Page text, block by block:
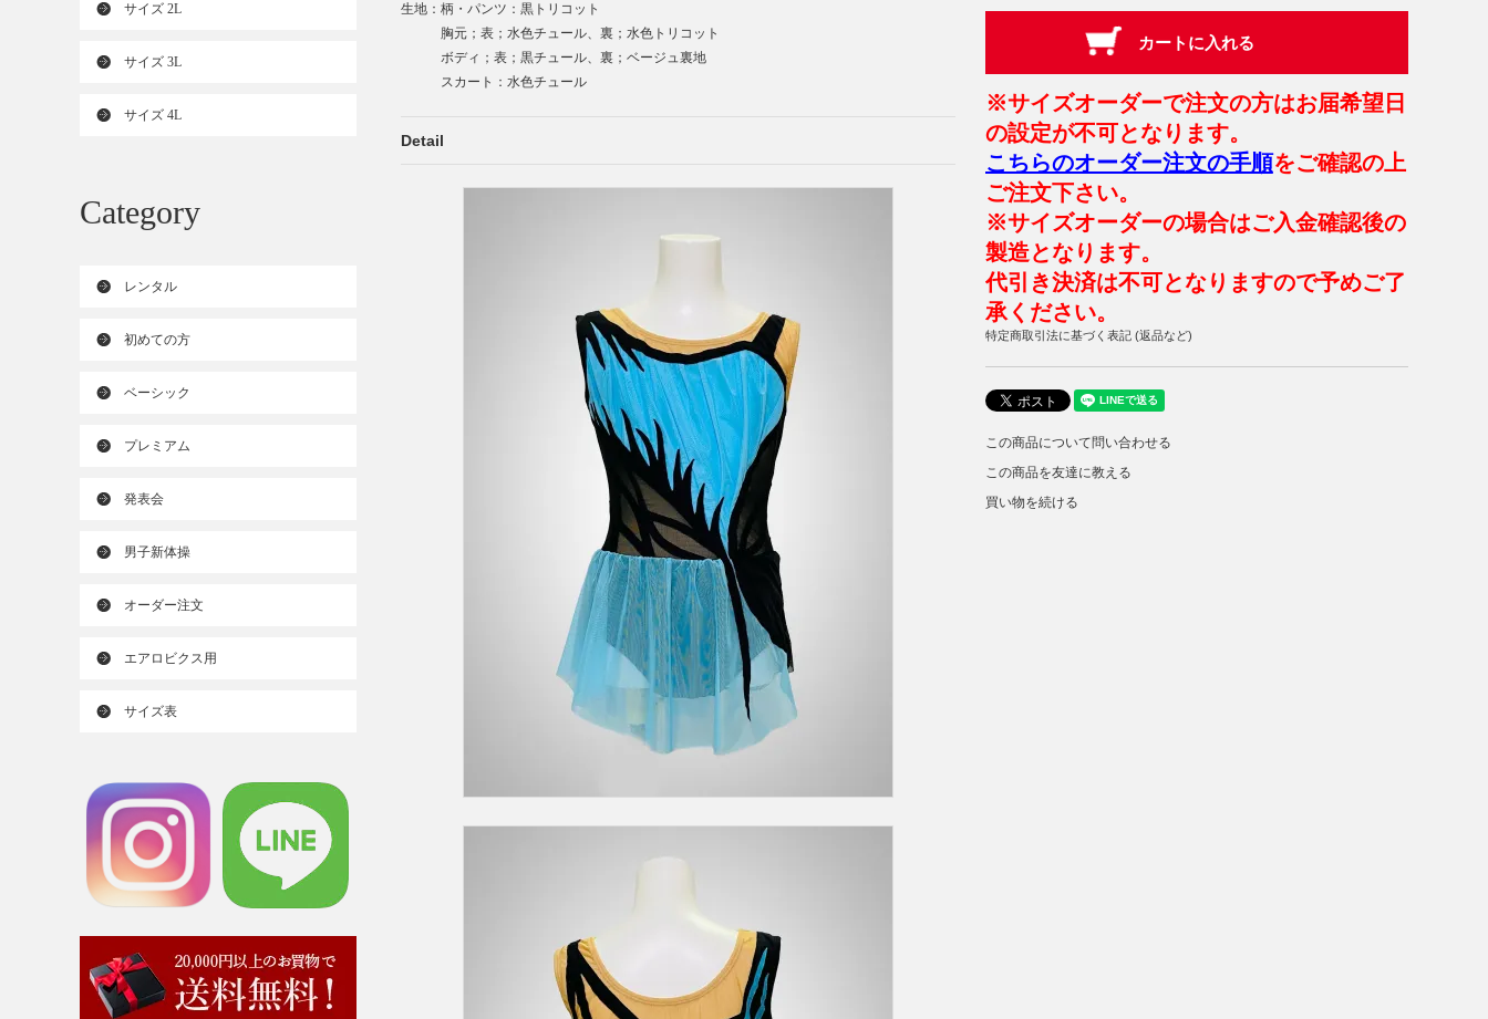
※サイズオーダーで注文の方はお届希望日
の設定が不可となります。
こちらのオーダー注文の手順をご確認の上
ご注文下さい。
※サイズオーダーの場合はご入金確認後の
製造となります。
代引き決済は不可となりますので予めご了
承ください。
特定商取引法に基づく表記 (返品など)
この商品について問い合わせる
この商品を友達に教える
買い物を続ける
生地：柄・パンツ：黒トリコット
胸元；表；水色チュール、裏；水色トリコット
ボディ；表；黒チュール、裏；ベージュ裏地
スカート：水色チュール
Detail
サイズ 2L
サイズ 3L
サイズ 4L
Category
レンタル
初めての方
ベーシック
プレミアム
発表会
男子新体操
オーダー注文
エアロビクス用
サイズ表